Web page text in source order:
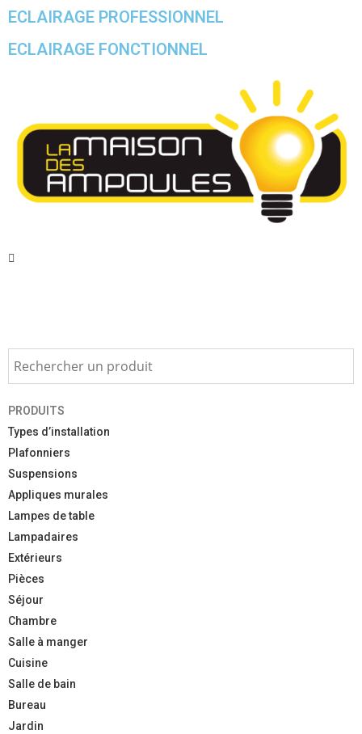
ECLAIRAGE PROFESSIONNEL
ECLAIRAGE FONCTIONNEL
PRODUITS
Types d’installation
Plafonniers
Suspensions
Appliques murales
Lampes de table
Lampadaires
Extérieurs
Pièces
Séjour
Chambre
Salle à manger
Cuisine
Salle de bain
Bureau
Jardin